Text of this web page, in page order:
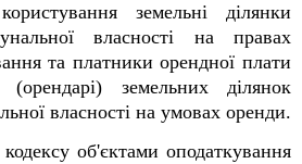
земельні ділянки
власності на правах
та платники орендної плати
(орендарі) земельних ділянок
власності на умовах оренди.
об'єктами оподаткування